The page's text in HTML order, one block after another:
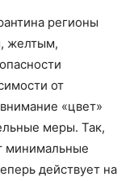
регионы
желтым,
от
«цвет»
меры. Так,
минимальные
действует на